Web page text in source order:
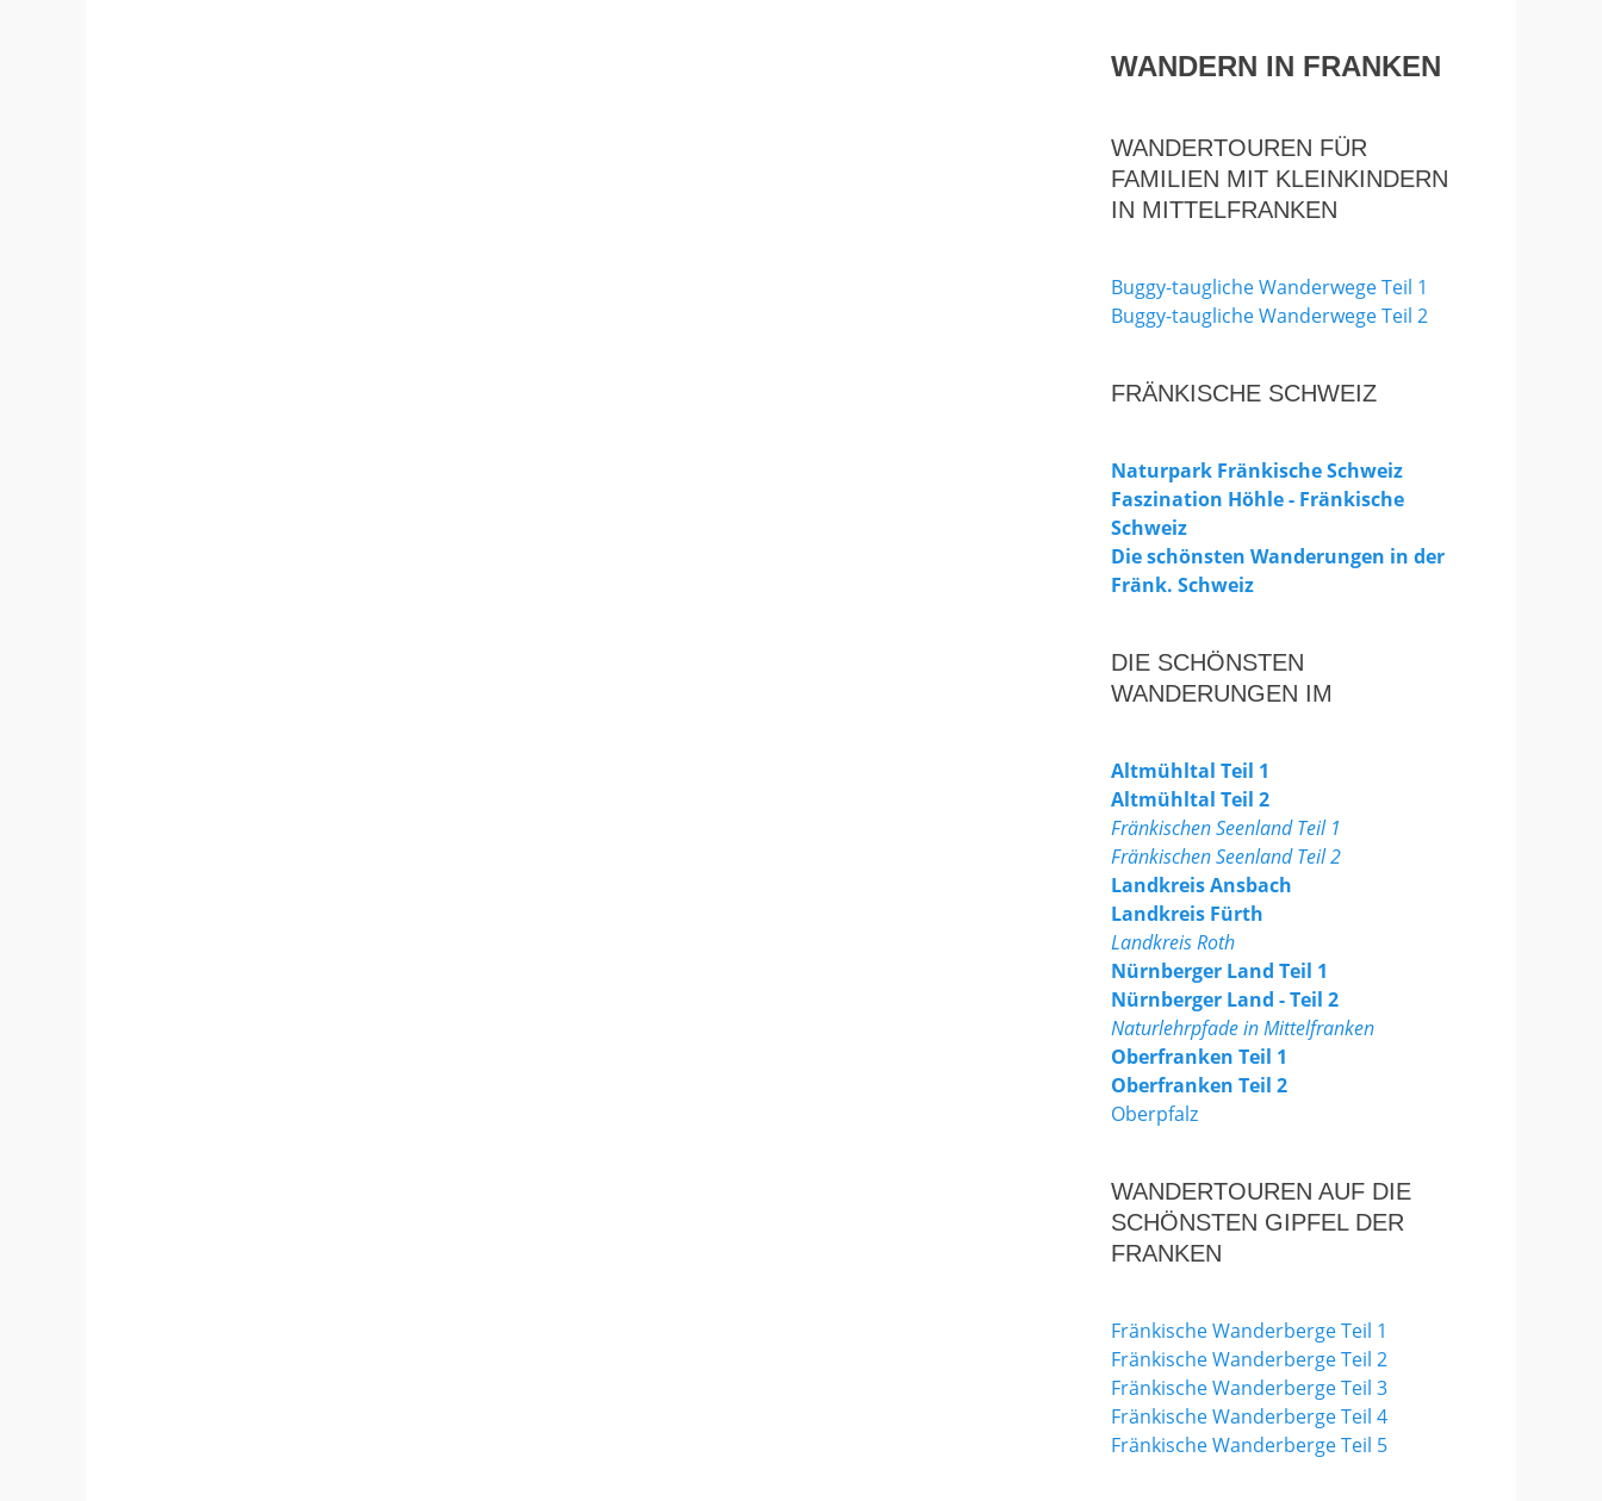
WANDERN IN FRANKEN
WANDERTOUREN FÜR
FAMILIEN MIT KLEINKINDERN
IN MITTELFRANKEN
Buggy-taugliche Wanderwege Teil 1
Buggy-taugliche Wanderwege Teil 2
FRÄNKISCHE SCHWEIZ
Naturpark Fränkische Schweiz
Faszination Höhle - Fränkische
Schweiz
Die schönsten Wanderungen in der
Fränk. Schweiz
DIE SCHÖNSTEN
WANDERUNGEN IM
Altmühltal Teil 1
Altmühltal Teil 2
Fränkischen Seenland Teil 1
Fränkischen Seenland Teil 2
Landkreis Ansbach
Landkreis Fürth
Landkreis Roth
Nürnberger Land Teil 1
Nürnberger Land - Teil 2
Naturlehrpfade in Mittelfranken
Oberfranken Teil 1
Oberfranken Teil 2
Oberpfalz
WANDERTOUREN AUF DIE
SCHÖNSTEN GIPFEL DER
FRANKEN
Fränkische Wanderberge Teil 1
Fränkische Wanderberge Teil 2
Fränkische Wanderberge Teil 3
Fränkische Wanderberge Teil 4
Fränkische Wanderberge Teil 5